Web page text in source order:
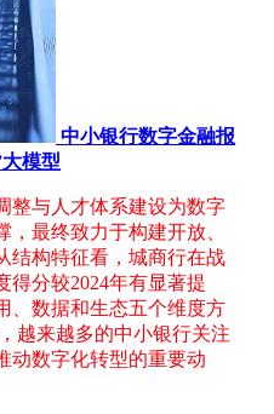
中小银行数字金融报
模型
整与人才体系建设为数字
最终致力于构建开放、
结构特征看，城商行在战
得分较2024年有显著提
、数据和生态五个维度方
越来越多的中小银行关注
动数字化转型的重要动